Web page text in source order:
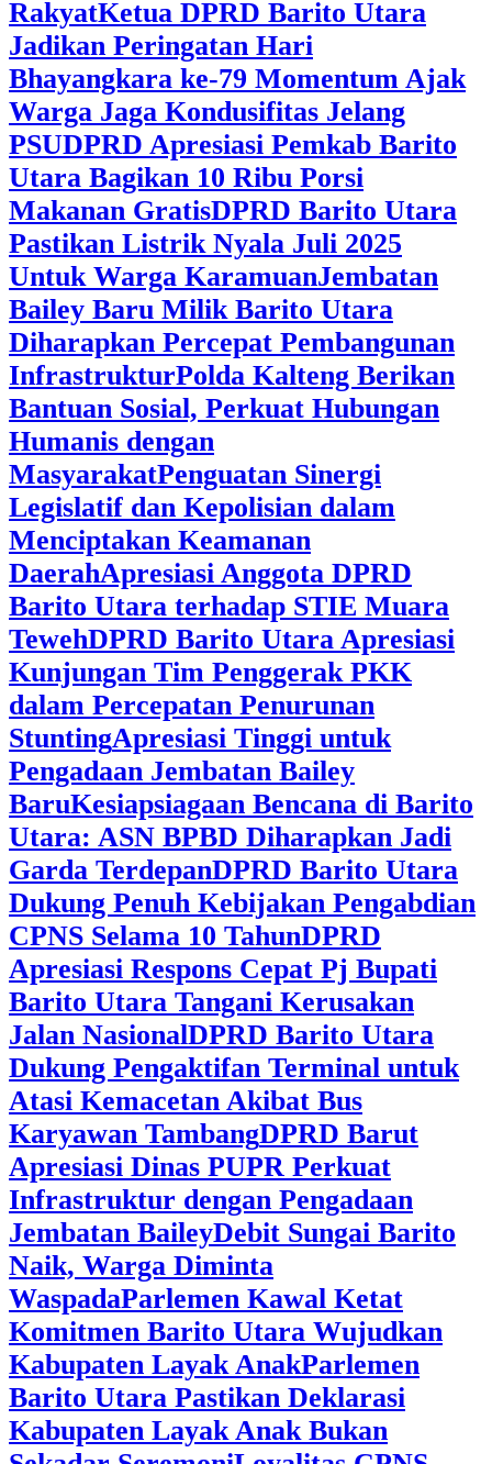
RakyatKetua DPRD Barito Utara
Jadikan Peringatan Hari
Bhayangkara ke-79 Momentum Ajak
Warga Jaga Kondusifitas Jelang
PSUDPRD Apresiasi Pemkab Barito
Utara Bagikan 10 Ribu Porsi
Makanan GratisDPRD Barito Utara
Pastikan Listrik Nyala Juli 2025
Untuk Warga KaramuanJembatan
Bailey Baru Milik Barito Utara
Diharapkan Percepat Pembangunan
InfrastrukturPolda Kalteng Berikan
Bantuan Sosial, Perkuat Hubungan
Humanis dengan
MasyarakatPenguatan Sinergi
Legislatif dan Kepolisian dalam
Menciptakan Keamanan
DaerahApresiasi Anggota DPRD
Barito Utara terhadap STIE Muara
TewehDPRD Barito Utara Apresiasi
Kunjungan Tim Penggerak PKK
dalam Percepatan Penurunan
StuntingApresiasi Tinggi untuk
Pengadaan Jembatan Bailey
BaruKesiapsiagaan Bencana di Barito
Utara: ASN BPBD Diharapkan Jadi
Garda TerdepanDPRD Barito Utara
Dukung Penuh Kebijakan Pengabdian
CPNS Selama 10 TahunDPRD
Apresiasi Respons Cepat Pj Bupati
Barito Utara Tangani Kerusakan
Jalan NasionalDPRD Barito Utara
Dukung Pengaktifan Terminal untuk
Atasi Kemacetan Akibat Bus
Karyawan TambangDPRD Barut
Apresiasi Dinas PUPR Perkuat
Infrastruktur dengan Pengadaan
Jembatan BaileyDebit Sungai Barito
Naik, Warga Diminta
WaspadaParlemen Kawal Ketat
Komitmen Barito Utara Wujudkan
Kabupaten Layak AnakParlemen
Barito Utara Pastikan Deklarasi
Kabupaten Layak Anak Bukan